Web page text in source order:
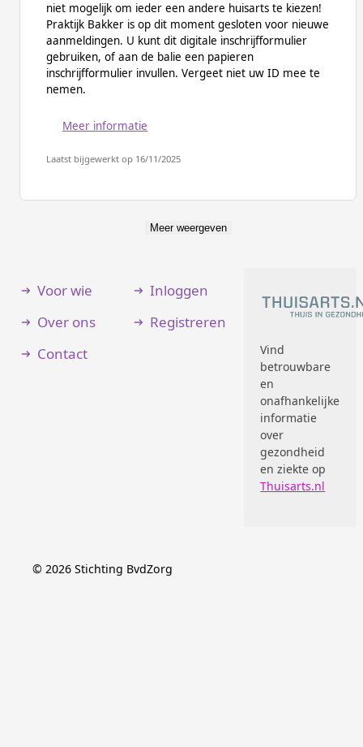
niet mogelijk om ieder een andere huisarts te kiezen!
Praktijk Bakker is op dit moment gesloten voor nieuwe
aanmeldingen. U kunt dit digitale inschrijfformulier
gebruiken, of aan de balie een papieren
inschrijfformulier invullen. Vergeet niet uw ID mee te
nemen.
Meer informatie
Laatst bijgewerkt op 16/11/2025
Meer weergeven
Voor wie
Over ons
Contact
Inloggen
Registreren
Vind
betrouwbare
en
onafhankelijke
informatie
over
gezondheid
en ziekte op
Thuisarts.nl
© 2026 Stichting BvdZorg